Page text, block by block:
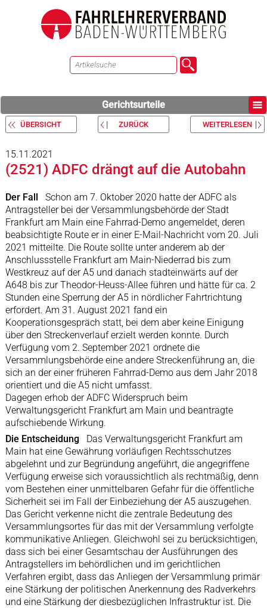
Gerichtsurteile
ÜBERSICHT ZURÜCK WEITERLESEN
15.11.2021
(2521) ADFC drängt auf die Autobahn
Der Fall
Schon am 7. Oktober 2020 hatte der ADFC als
Antragsteller bei der Versammlungsbehörde der Stadt
Frankfurt am Main eine Fahrrad-Demo angemeldet, deren
beabsichtigte Route er in einer E-Mail-Nachricht vom 20. Juli
2021 mitteilte. Die Route sollte unter anderem ab der
Anschlussstelle Frankfurt am Main-Niederrad bis zum
Westkreuz auf der A5 und danach stadteinwärts auf der
A648 bis zur Theodor-Heuss-Allee führen und hätte für ca. 2
Stunden eine Sperrung der A5 in nördlicher Fahrtrichtung
erfordert. Am 31. August 2021 fand ein
Kooperationsgespräch statt, bei dem aber keine Einigung
über den Streckenverlauf erzielt werden konnte. Durch
Verfügung vom 2. September 2021 ordnete die
Versammlungsbehörde eine andere Streckenführung an, die
sich an der einer früheren Fahrrad-Demo aus dem Jahr 2018
orientiert und die A5 nicht umfasst.
Dagegen erhob der ADFC Widerspruch beim
Verwaltungsgericht Frankfurt am Main und beantragte
aufschiebende Wirkung.
Die Entscheidung
Das Verwaltungsgericht Frankfurt am
Main hat eine Gewährung vorläufigen Rechtsschutzes
abgelehnt und zur Begründung angeführt, die angegriffene
Verfügung erweise sich voraussichtlich als rechtmäßig, denn
vom Bestehen einer unmittelbaren Gefahr für die öffentliche
Sicherheit sei im Fall der Einbeziehung der A5 auszugehen.
Das Gericht verkenne nicht die zentrale Bedeutung des
Versammlungsortes für das mit der Versammlung verfolgte
kommunikative Anliegen. Gleichwohl sei zu berücksichtigen,
dass sich bei einer Gesamtschau der Ausführungen des
Antragstellers im behördlichen und im gerichtlichen
Verfahren ergibt, dass das Anliegen der Versammlung primär
eine Stärkung der politischen Anerkennung des Radverkehrs
und eine Stärkung der diesbezüglichen Infrastruktur ist. Die